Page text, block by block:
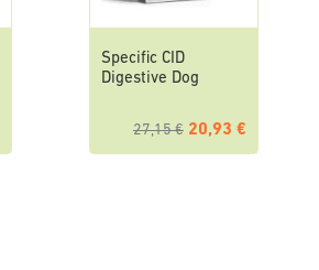
Specific CID
Digestive Dog
27,15 € 20,93 €